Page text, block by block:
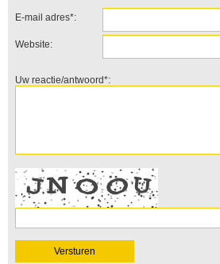
E-mail adres*:
Website:
Uw reactie/antwoord*: